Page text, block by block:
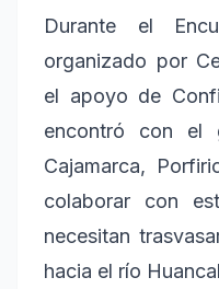
Durante el
organizado por
el apoyo de
encontró con el
Cajamarca,
colaborar con
necesitan
hacia el río